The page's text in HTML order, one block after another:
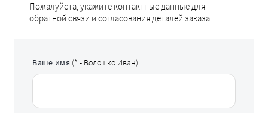
Пожалуйста, укажите контактные данные для
обратной связи и согласования деталей заказа
Ваше имя (* - Волошко Иван)